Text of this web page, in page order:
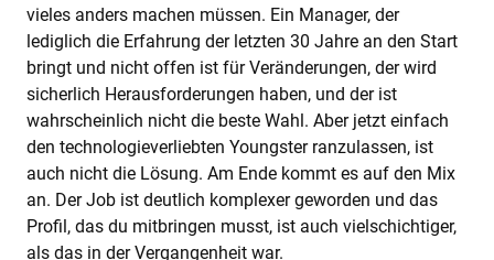
vieles anders machen müssen. Ein Manager, der
lediglich die Erfahrung der letzten 30 Jahre an den Start
bringt und nicht offen ist für Veränderungen, der wird
sicherlich Herausforderungen haben, und der ist
wahrscheinlich nicht die beste Wahl. Aber jetzt einfach
den technologieverliebten Youngster ranzulassen, ist
auch nicht die Lösung. Am Ende kommt es auf den Mix
an. Der Job ist deutlich komplexer geworden und das
Profil, das du mitbringen musst, ist auch vielschichtiger,
als das in der Vergangenheit war.